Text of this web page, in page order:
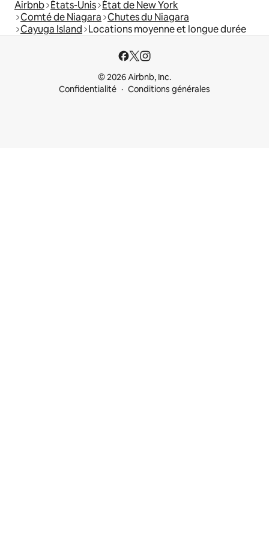
Airbnb États-Unis État de New York
Comté de Niagara Chutes du Niagara
Cayuga Island Locations moyenne et longue durée
© 2026 Airbnb, Inc.
Confidentialité
Conditions générales